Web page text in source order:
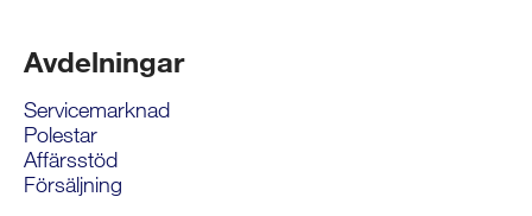
Avdelningar
Servicemarknad
Polestar
Affärsstöd
Försäljning